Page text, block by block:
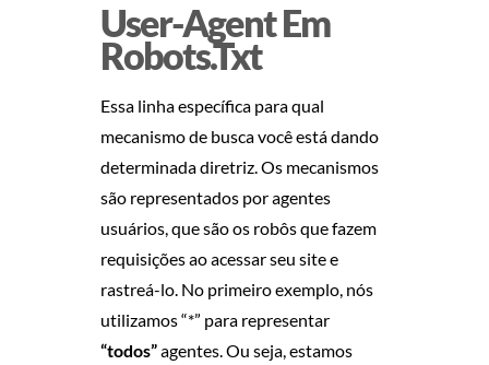
C
M
M
E
C
A
User-Agent Em
Robots.txt
Essa linha específica para qual
mecanismo de busca você está dando
determinada diretriz. Os mecanismos
são representados por agentes
usuários, que são os robôs que fazem
requisições ao acessar seu site e
rastreá-lo. No primeiro exemplo, nós
utilizamos “*” para representar
“todos”agentes. Ou seja, estamos